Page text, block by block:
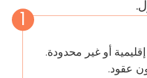
1
أو غير محدودة.
عقود.